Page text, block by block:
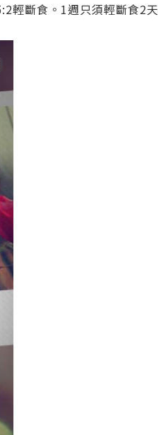
斷食。1週只須輕斷食2天